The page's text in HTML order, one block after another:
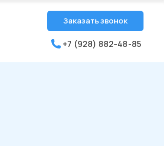
Заказать звонок
+7 (928) 882-48-85